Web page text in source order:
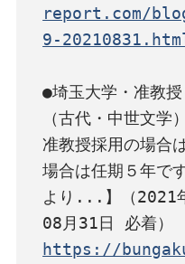
report.com/
9-
●埼玉大学・准教
（古代・中世文学
准教授採用の場合
場合は任期５年で
より...】（2021
https://